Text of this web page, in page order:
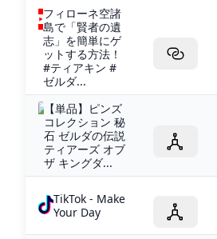
フィローネ空諸
島で「賢者の遺
志」を簡単にゲ
ットする方法！
#ティアキン #
ゼルダ...
【単品】ピンズ
コレクション 秘
石 ゼルダの伝説
ティアーズ オブ
ザ キングダ...
TikTok - Make
Your Day